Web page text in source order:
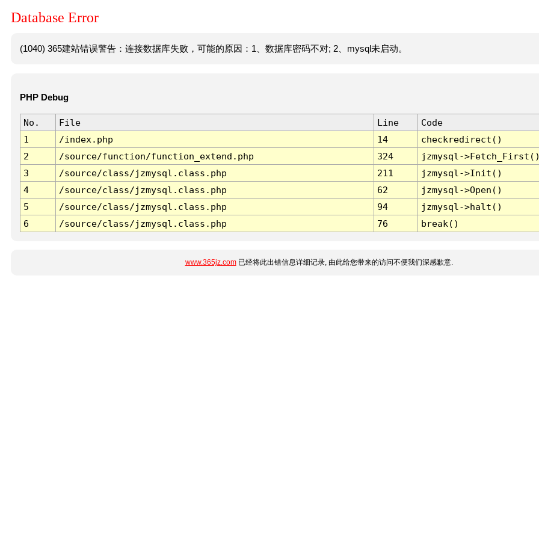
Database Error
(1040) 365建站错误警告：连接数据库失败，可能的原因：1、数据库密码不对; 2、mysql未启动。
PHP Debug
No. File Line
Code
1
/index.php 14
checkredirect()
2
/source/function/function_extend.php 324
jzmysql-
3
/source/class/jzmysql.class.php 211
jzmysql->Init()
4
/source/class/jzmysql.class.php 62
jzmysql->Open()
5
/source/class/jzmysql.class.php 94
jzmysql->halt()
6
/source/class/jzmysql.class.php 76 break()
www.365jz.com已经将此出错信息详细记录, 由此给您带来的访问不便我们深感歉意.